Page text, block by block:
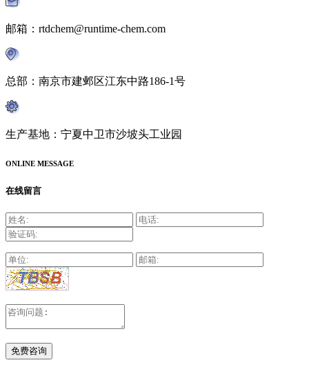
邮箱：rtdchem@runtime-chem.com
总部：南京市建邺区江东中路186-1号
生产基地：宁夏中卫市沙坡头工业园
ONLINE MESSAGE
在线留言